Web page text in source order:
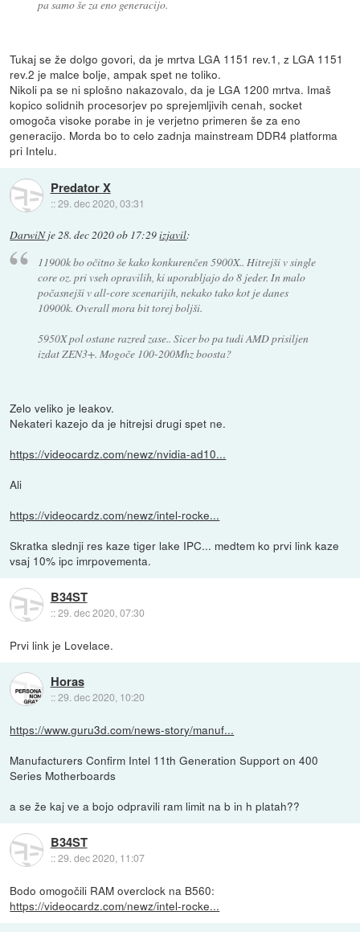
pa samo še za eno generacijo.
Tukaj se že dolgo govori, da je mrtva LGA 1151 rev.1, z LGA 1151
rev.2 je malce bolje, ampak spet ne toliko.
Nikoli pa se ni splošno nakazovalo, da je LGA 1200 mrtva. Imaš
kopico solidnih procesorjev po sprejemljivih cenah, socket
omogoča visoke porabe in je verjetno primeren še za eno
generacijo. Morda bo to celo zadnja mainstream DDR4 platforma
pri Intelu.
Predator X
::29. dec 2020, 03:31
DarwiNje28. dec 2020 ob 17:29izjavil:
11900k bo očitno še kako konkurenčen 5900X.. Hitrejši v single
core oz. pri vseh opravilih, ki uporabljajo do 8 jeder. In malo
počasnejši v all-core scenarijih, nekako tako kot je danes
10900k. Overall mora bit torej boljši.
5950X pol ostane razred zase.. Sicer bo pa tudi AMD prisiljen
izdat ZEN3+. Mogoče 100-200Mhz boosta?
Zelo veliko je leakov.
Nekateri kazejo da je hitrejsi drugi spet ne.
https://videocardz.com/newz/nvidia-ad10...
Ali
https://videocardz.com/newz/intel-rocke...
Skratka slednji res kaze tiger lake IPC... medtem ko prvi link kaze
vsaj 10% ipc imrpovementa.
B34ST
::29. dec 2020, 07:30
Prvi link je Lovelace.
Horas
::29. dec 2020, 10:20
https://www.guru3d.com/news-story/manuf...
Manufacturers Confirm Intel 11th Generation Support on 400
Series Motherboards
a se že kaj ve a bojo odpravili ram limit na b in h platah??
B34ST
::29. dec 2020, 11:07
Bodo omogočili RAM overclock na B560:
https://videocardz.com/newz/intel-rocke...